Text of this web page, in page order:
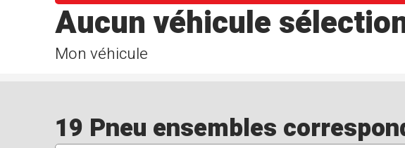
Mon véhicule
Aucun véhicule
19 Pneu ensembles